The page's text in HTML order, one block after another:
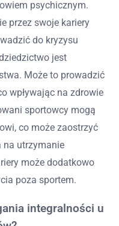
psychicznym.
przez swoje kariery
do kryzysu
jest
Może to prowadzić
wpływając na zdrowie
sportowcy mogą
co może zaostrzyć
na utrzymanie
może dodatkowo
poza sportem.
integralności u